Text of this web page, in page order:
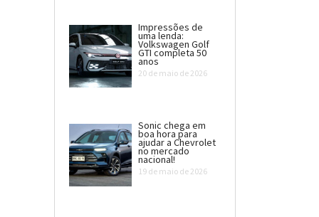
Impressões de
uma lenda:
Volkswagen Golf
GTI completa 50
anos
20 de maio de 2026
Sonic chega em
boa hora para
ajudar a Chevrolet
no mercado
nacional!
19 de maio de 2026